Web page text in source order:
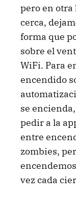
pero en otra
cerca,
forma que
sobre el
WiFi. Para
encendido
se
pedir a la
entre
zombies,
vez cada